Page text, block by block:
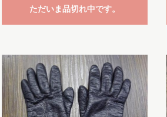
ただいま品切れ中です。